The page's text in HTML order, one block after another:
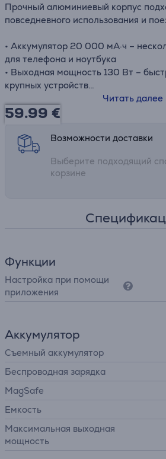
Прочный алюминиевый корпус
повседневного использования и
• Аккумулятор 20 000 мА·ч –
для телефона и ноутбука
• Выходная мощность 130 Вт –
крупных устройств
• 3 порта (2× USB-C, 1× USB-A) –
устройств одновременно
зарядки
• Часы, будильник и термометр –
аккумулятор
• Алюминиевый корпус – стильный
Читать далее
59.99 €
Возможности доставки
Выберите подходящий
корзине
Функции
Настройка при помощи
приложения
Аккумулятор
Съемный аккумулятор
Беспроводная зарядка
MagSafe
Емкость
Максимальная выходная
мощность